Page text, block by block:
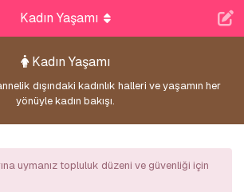
Kadın Yaşamı
dışındaki kadınlık halleri ve yaşamın her
yönüyle kadın bakışı.
uymanız topluluk düzeni ve güvenliği için
Kadın Yaşamı